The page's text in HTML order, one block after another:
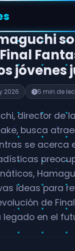
jóvenes
2026 5 min de
director de
busca
se acerca
ideas para
de
en el